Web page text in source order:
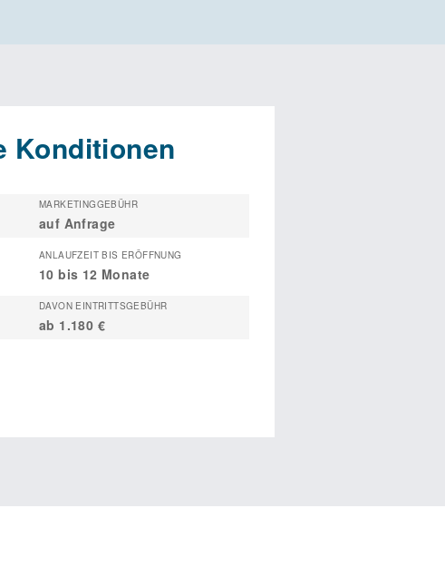
Konditionen
MARKETINGGEBÜHR
auf Anfrage
ANLAUFZEIT BIS ERÖFFNUNG
10 bis 12 Monate
DAVON EINTRITTSGEBÜHR
ab 1.180 €